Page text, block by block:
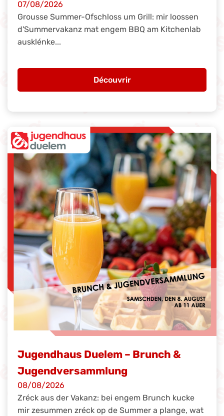
07/08/2026
Grousse Summer-Ofschloss um Grill: mir loossen
d'Summervakanz mat engem BBQ am Kitchenlab
ausklénke...
Découvrir
Jugendhaus Duelem – Brunch &
Jugendversammlung
08/08/2026
Zréck aus der Vakanz: bei engem Brunch kucke
mir zesummen zréck op de Summer a plange, wat